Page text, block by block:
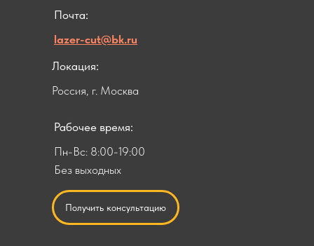
Почта:
lazer-cut@bk.ru
Рабочее время:
Пн-Вс: 8:00-19:00
Без выходных
Получить консультацию
Локация:
Россия, г. Москва